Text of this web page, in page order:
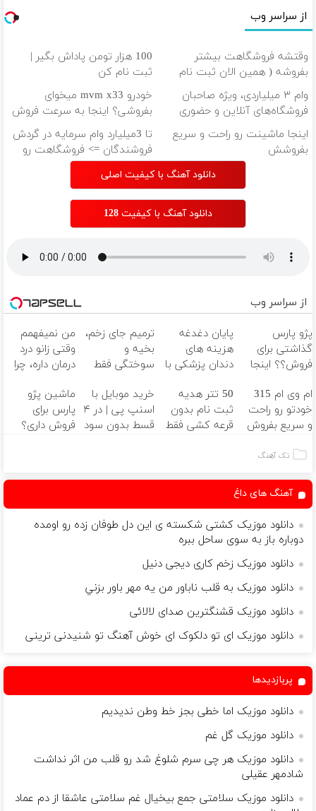
از سراسر وب
وقتشه فروشگاهت بیشتر
بفروشه ( همین الان ثبت نام
کن )
100 هزار تومن پاداش بگیر |
ثبت نام کن
وام ۳ میلیاردی، ویژه صاحبان
فروشگاه‌های آنلاین و حضوری
خودرو mvm x33 میخوای
بفروشی؟ اینجا به سرعت فروش
میره
اینجا ماشینت رو راحت و سریع
بفروشش
تا 3میلیارد وام سرمایه در گردش
فروشندگان => فروشگاهت رو
ثبت کن
دانلود آهنگ با کیفیت اصلی
دانلود آهنگ با کیفیت 128
از سراسر وب
پژو پارس
گذاشتی برای
فروش؟؟ اینجا
پایان دغدغه
هزینه های
دندان پزشکی با
کننده خانگی
ترمیم جای زخم،
بخیه و
سوختگی فقط
من نمیفهمم
وقتی زانو درد
درمان داره، چرا
تحمل میکنی؟❗
ام وی ام 315
خودتو رو راحت
و سریع بفروش
50 تتر هدیه
ثبت نام بدون
قرعه کشی فقط
خرید موبایل با
اسنپ پی | در ۴
قسط بدون سود
ماشین پژو
پارس برای
فروش داری؟
تک آهنگ
آهنگ های داغ
دانلود موزیک کشتی شکسته ی این دل طوفان زده رو اومده
دوباره باز به سوی ساحل ببره
دانلود موزیک زخم کاری دیجی دنیل
دانلود موزیک به قلب ناباور من يه مهر باور بزني
دانلود موزیک قشنگترین صدای لالائی
دانلود موزیک ای تو دلکوک ای خوش آهنگ تو شنیدنی ترینی
پربازدیدها
دانلود موزیک اما خطی بجز خط وطن ندیدیم
دانلود موزیک گل غم
دانلود موزیک هر چی سرم شلوغ شد رو قلب من اثر نداشت
شادمهر عقیلی
دانلود موزیک سلامتی جمع بیخیال غم سلامتی عاشقا از دم عماد